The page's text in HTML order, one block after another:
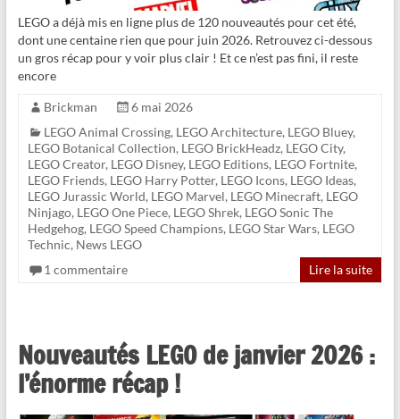
LEGO a déjà mis en ligne plus de 120 nouveautés pour cet été,
dont une centaine rien que pour juin 2026. Retrouvez ci-dessous
un gros récap pour y voir plus clair ! Et ce n’est pas fini, il reste
encore
Brickman
6 mai 2026
LEGO Animal Crossing, LEGO Architecture, LEGO Bluey,
LEGO Botanical Collection, LEGO BrickHeadz, LEGO City,
LEGO Creator, LEGO Disney, LEGO Editions, LEGO Fortnite,
LEGO Friends, LEGO Harry Potter, LEGO Icons, LEGO Ideas,
LEGO Jurassic World, LEGO Marvel, LEGO Minecraft, LEGO
Ninjago, LEGO One Piece, LEGO Shrek, LEGO Sonic The
Hedgehog, LEGO Speed Champions, LEGO Star Wars, LEGO
Technic, News LEGO
1 commentaire
Lire la suite
Nouveautés LEGO de janvier 2026 :
l’énorme récap !